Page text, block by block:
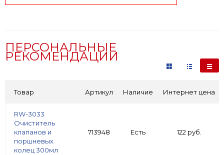
ПЕРСОНАЛЬНЫЕ
РЕКОМЕНДАЦИИ
Товар
RW-3033
Очиститель
клапанов и
поршневых
колец 300мл
Артикул Наличие Интернет цена
713948 Есть 122 руб.